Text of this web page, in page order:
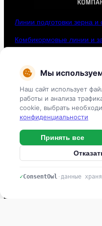
Линии подготовки зерна и
Комбикормовые линии и
Системы орошения
Овощехранилища
Контакты
Тел: +7 (831) 461 91 58
Нижний Новгород,
Мы
Наш сайт использует
работы и анализа
cookie, выбрать
конфиденциальности
Принять все
✓ConsentOwl · данные